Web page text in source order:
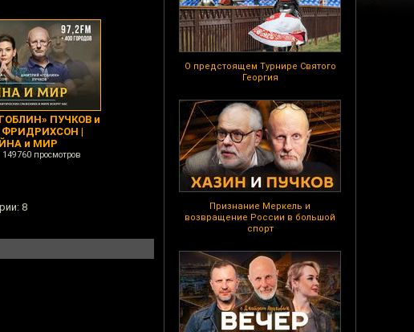
О предстоящем Турнире Святого
Георгия
Признание Меркель и
возвращение России в большой
спорт
ПУЧКОВ и
ФРИДРИХСОН |
и МИР
просмотров
8